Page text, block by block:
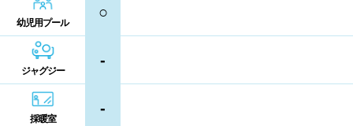
幼児用プール
○
ジャグジー
-
採暖室
-
徳島県 香川県 愛媛県
高知県
ドライヤー
給水機 体重計
血圧計